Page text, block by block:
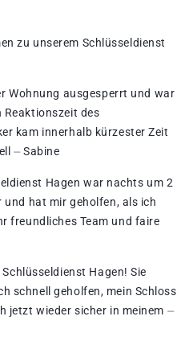
zu unserem Schlüsseldienst
Wohnung ausgesperrt und war
Reaktionszeit des
kam innerhalb kürzester Zeit
⏤ Sabine
Hagen war nachts um 2
hat mir geholfen, als ich
freundliches Team und faire
Hagen!​ Sie
schnell geholfen, mein Schloss
jetzt wieder sicher in meinem ⏤